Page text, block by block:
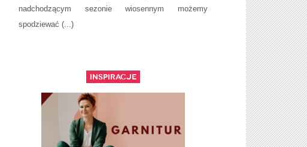
nadchodzącym sezonie wiosennym możemy
spodziewać (...)
Inspiracje